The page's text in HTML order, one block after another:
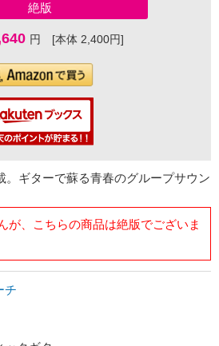
絶版
円 [本体 2,400円]
。ギターで蘇る青春のグループサウン
が、こちらの商品は絶版でございま
チ